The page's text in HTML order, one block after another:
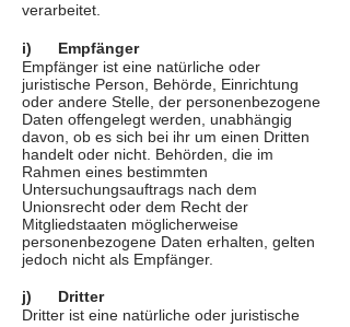
verarbeitet.
i) Empfänger
Empfänger ist eine natürliche oder
juristische Person, Behörde, Einrichtung
oder andere Stelle, der personenbezogene
Daten offengelegt werden, unabhängig
davon, ob es sich bei ihr um einen Dritten
handelt oder nicht. Behörden, die im
Rahmen eines bestimmten
Untersuchungsauftrags nach dem
Unionsrecht oder dem Recht der
Mitgliedstaaten möglicherweise
personenbezogene Daten erhalten, gelten
jedoch nicht als Empfänger.
j) Dritter
Dritter ist eine natürliche oder juristische